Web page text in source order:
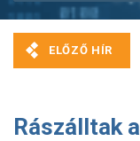
Rászálltak